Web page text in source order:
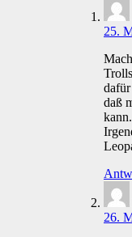
25.
daß
kann.
26.